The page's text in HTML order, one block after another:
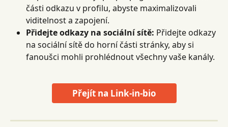
části odkazu v profilu, abyste maximalizovali
viditelnost a zapojení.
Přidejte odkazy na sociální sítě: Přidejte odkazy
na sociální sítě do horní části stránky, aby si
fanoušci mohli prohlédnout všechny vaše kanály.
Přejít na Link-in-bio